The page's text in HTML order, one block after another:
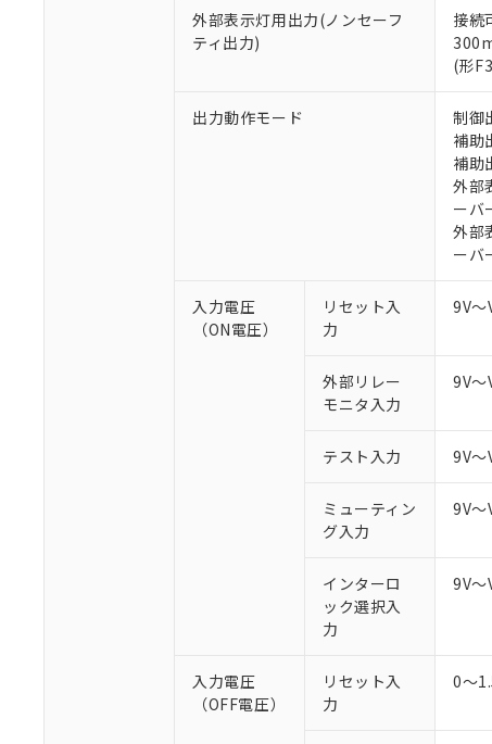
外部表示灯用出力(ノンセーフ
ティ出力)
接続
(形
出力動作モード
制御
補助
補助
外部
ーバ
外部
ーバ
入力電圧
（ON電圧）
リセット入
力
9V～
外部リレー
モニタ入力
9V～
テスト入力 9V～
ミューティン
グ入力
9V～
インターロ
ック選択入
力
9V～
入力電圧
（OFF電圧）
リセット入
力
0～
ご利用条件
以下の条件をお読
本サービス
くものです。
当社制御機
在庫状況お
のであり、
正式な納期状
オムロン制
在庫状況およ
す。
ている必要が
お客様が当ウ
さい。
いる法人を
対応予定：EU
対応予定なし：
調査・確認中：
非該当品：ライセ
*EU RoHS指令（10物質
鉛(Pb) 1000ppm以下、
六価クロム(Cr(Ⅵ))
フタル酸ビス(2-エチル
ル（DBP） 1000ppm
但し、RoHS指令で産
フタル酸エステル類の
部品在庫の切り替
※3 非含有証明
下記の非含有証明
EU RoHS指令（
51物質の非含有証
※本証明書は発行日
混在することから
既に当社にて対応
※1 中国
「○」：最大均質
「×」：最大均質
「－」：未確認で
*中国RoHS10物質の基
Pb(鉛) :1000ppm、
Cr(Ⅵ)(六価クロム) :
DBP(フタル酸ジブチル
DEHP(フタル酸ビス(2-
※2 環境保護使
「ｅ」：有害物質
「10」：通常の
味します。
当社は、こ
う）を輸出
などの必要
当社は規制
当社は貴社
置等に一切使
また当社は
たしません。
一定数
－
在庫な
空
受注生